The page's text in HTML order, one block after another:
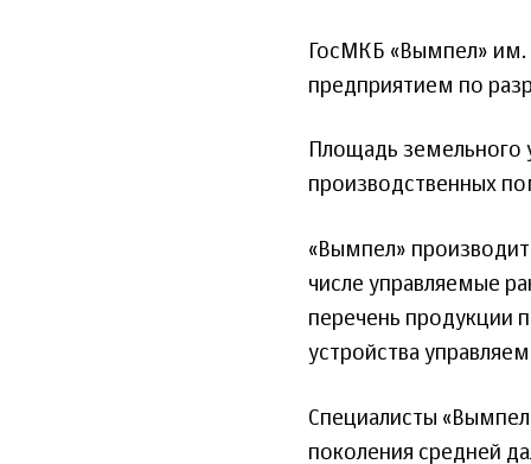
ГосМКБ «Вымпел»
предприятием по
Площадь земельного
производственных
«Вымпел»
числе управляемые
перечень продукции
устройства
Специалисты
поколения средней